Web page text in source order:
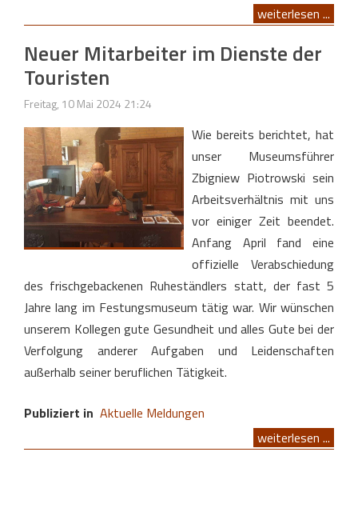
weiterlesen ...
Neuer Mitarbeiter im Dienste der
Touristen
Freitag, 10 Mai 2024 21:24
Wie bereits berichtet, hat
unser Museumsführer
Zbigniew Piotrowski sein
Arbeitsverhältnis mit uns
vor einiger Zeit beendet.
Anfang April fand eine
offizielle Verabschiedung
des frischgebackenen Ruheständlers statt, der fast 5
Jahre lang im Festungsmuseum tätig war. Wir wünschen
unserem Kollegen gute Gesundheit und alles Gute bei der
Verfolgung anderer Aufgaben und Leidenschaften
außerhalb seiner beruflichen Tätigkeit.
Publiziert in Aktuelle Meldungen
weiterlesen ...